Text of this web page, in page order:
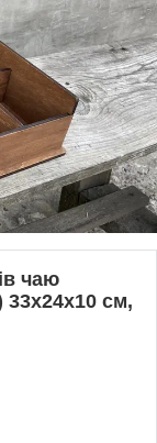
чаю
33х24х10 см,